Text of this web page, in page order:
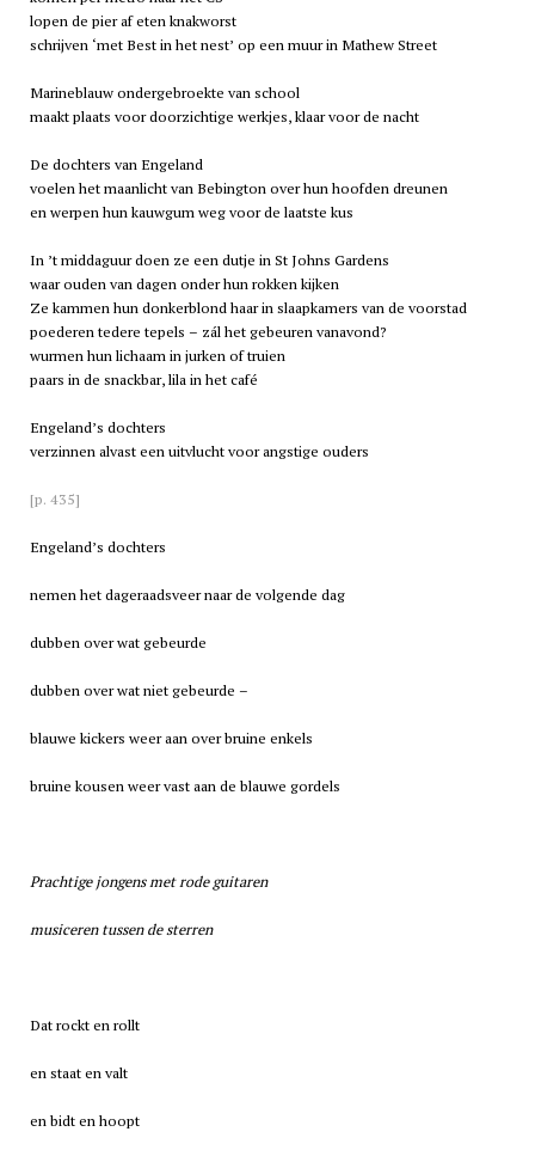
lopen de pier af eten knakworst
schrijven ‘met Best in het nest’ op een muur in Mathew Street
Marineblauw ondergebroekte van school
maakt plaats voor doorzichtige werkjes, klaar voor de nacht
De dochters van Engeland
voelen het maanlicht van Bebington over hun hoofden dreunen
en werpen hun kauwgum weg voor de laatste kus
In ’t middaguur doen ze een dutje in St Johns Gardens
waar ouden van dagen onder hun rokken kijken
Ze kammen hun donkerblond haar in slaapkamers van de voorstad
poederen tedere tepels – zál het gebeuren vanavond?
wurmen hun lichaam in jurken of truien
paars in de snackbar, lila in het café
Engeland’s dochters
verzinnen alvast een uitvlucht voor angstige ouders
[p. 435]
Engeland’s dochters
nemen het dageraadsveer naar de volgende dag
dubben over wat gebeurde
dubben over wat niet gebeurde –
blauwe kickers weer aan over bruine enkels
bruine kousen weer vast aan de blauwe gordels
Prachtige jongens met rode guitaren
musiceren tussen de sterren
Dat rockt en rollt
en staat en valt
en bidt en hoopt